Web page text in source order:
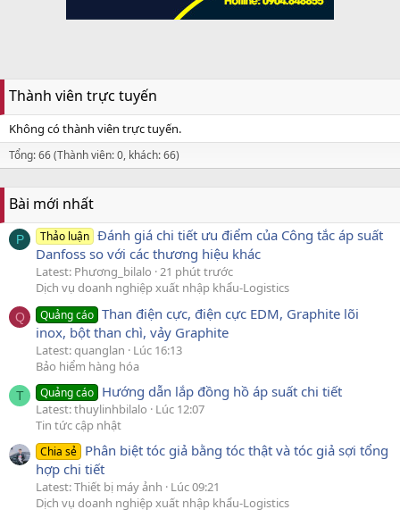
Thành viên trực tuyến
Không có thành viên trực tuyến.
Tổng: 66 (Thành viên: 0, khách: 66)
Bài mới nhất
P Thảo luận Đánh giá chi tiết ưu điểm của Công tắc áp suất
Danfoss so với các thương hiệu khác
Latest: Phương_bilalo 21 phút trước
Dịch vụ doanh nghiệp xuất nhập khẩu-Logistics
Q Quảng cáo Than điện cực, điện cực EDM, Graphite lõi
inox, bột than chì, vảy Graphite
Latest: quanglan
Lúc 16:13
Bảo hiểm hàng hóa
T Quảng cáo Hướng dẫn lắp đồng hồ áp suất chi tiết
Latest: thuylinhbilalo
Lúc 12:07
Tin tức cập nhật
Chia sẻ Phân biệt tóc giả bằng tóc thật và tóc giả sợi tổng
hợp chi tiết
Latest: Thiết bị máy ảnh
Lúc 09:21
Dịch vụ doanh nghiệp xuất nhập khẩu-Logistics